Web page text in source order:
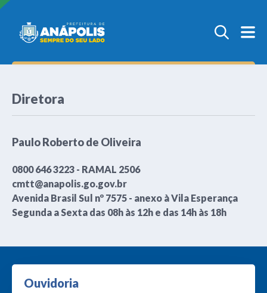
Diretora
Paulo Roberto de Oliveira
0800 646 3223 - RAMAL 2506
cmtt@anapolis.go.gov.br
Avenida Brasil Sul nº 7575 - anexo à Vila Esperança
Segunda a Sexta das 08h às 12h e das 14h às 18h
Ouvidoria